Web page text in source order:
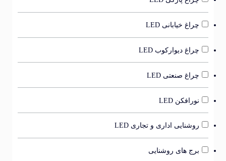
چراغ خیابانی LED
چراغ دیوارکوب LED
چراغ صنعتی LED
نورافکن LED
روشنایی اداری و تجاری LED
برج های روشنایی